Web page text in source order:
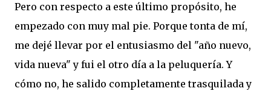
Pero con respecto a este último propósito, he
empezado con muy mal pie. Porque tonta de mí,
me dejé llevar por el entusiasmo del "año nuevo,
vida nueva" y fui el otro día a la peluquería. Y
cómo no, he salido completamente trasquilada y